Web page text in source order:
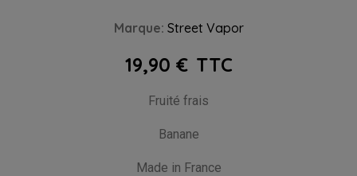
Marque Street Vapor
19,90 € TTC
Fruité frais
Banane
Made in France